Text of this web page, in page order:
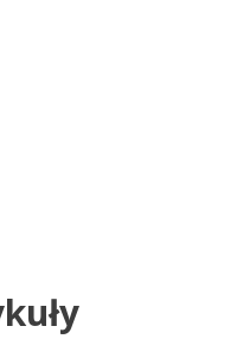
wiek: poznaj